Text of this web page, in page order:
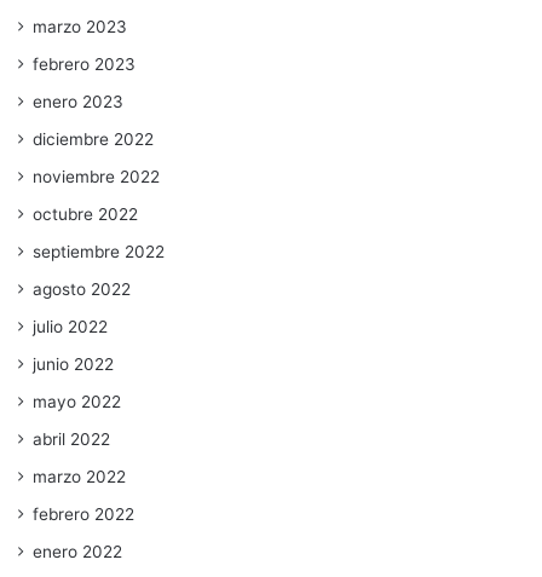
marzo 2023
febrero 2023
enero 2023
diciembre 2022
noviembre 2022
octubre 2022
septiembre 2022
agosto 2022
julio 2022
junio 2022
mayo 2022
abril 2022
marzo 2022
febrero 2022
enero 2022